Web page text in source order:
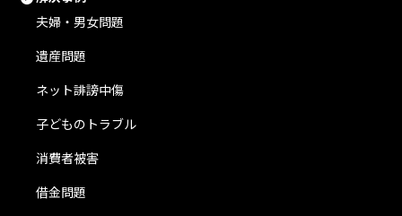
夫婦・男女問題
遺産問題
ネット誹謗中傷
子どものトラブル
消費者被害
借金問題